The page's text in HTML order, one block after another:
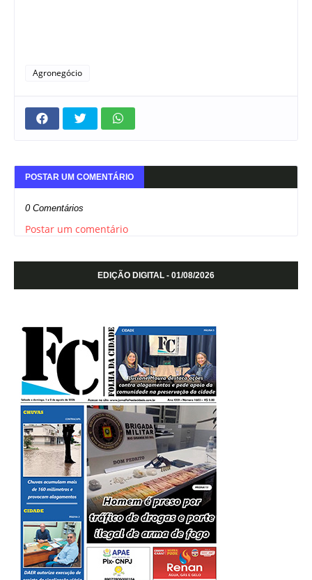
Agronegócio
POSTAR UM COMENTÁRIO
0 Comentários
Postar um comentário
EDIÇÃO DIGITAL - 01/08/2026